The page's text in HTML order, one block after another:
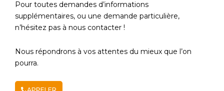
Pour toutes demandes d’informations
supplémentaires, ou une demande particulière,
n’hésitez pas à nous contacter !
Nous répondrons à vos attentes du mieux que l’on
pourra.